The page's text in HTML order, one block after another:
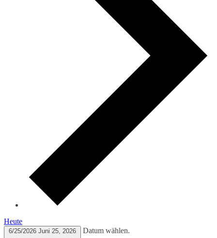
Heute
6/25/2026 Juni 25, 2026 Datum wählen.